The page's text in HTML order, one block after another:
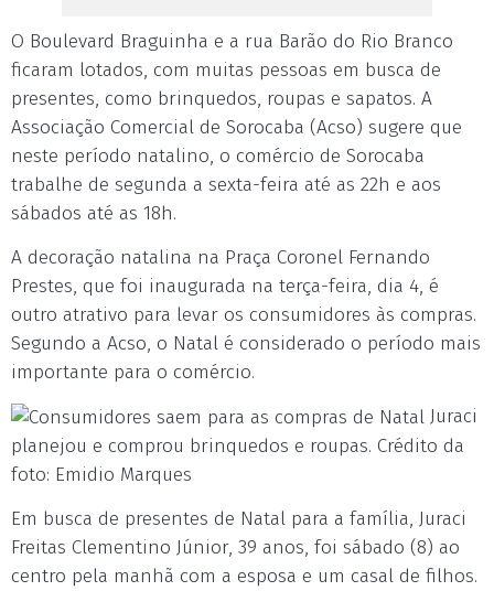
O Boulevard Braguinha e a rua Barão do Rio Branco
ficaram lotados, com muitas pessoas em busca de
presentes, como brinquedos, roupas e sapatos. A
Associação Comercial de Sorocaba (Acso) sugere que
neste período natalino, o comércio de Sorocaba
trabalhe de segunda a sexta-feira até as 22h e aos
sábados até as 18h.
A decoração natalina na Praça Coronel Fernando
Prestes, que foi inaugurada na terça-feira, dia 4, é
outro atrativo para levar os consumidores às compras.
Segundo a Acso, o Natal é considerado o período mais
importante para o comércio.
Juraci
planejou e comprou brinquedos e roupas. Crédito da
foto: Emidio Marques
Em busca de presentes de Natal para a família, Juraci
Freitas Clementino Júnior, 39 anos, foi sábado (8) ao
centro pela manhã com a esposa e um casal de filhos.